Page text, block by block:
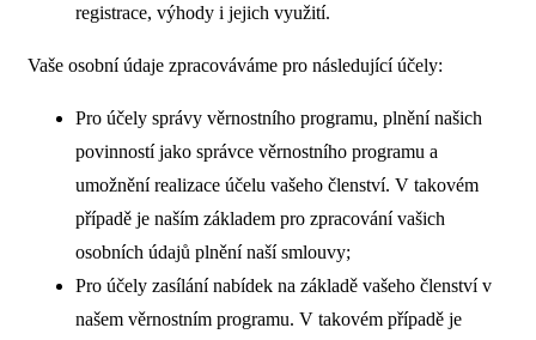
registrace, výhody i jejich využití.
Vaše osobní údaje zpracováváme pro následující účely:
Pro účely správy věrnostního programu, plnění našich
povinností jako správce věrnostního programu a
umožnění realizace účelu vašeho členství. V takovém
případě je naším základem pro zpracování vašich
osobních údajů plnění naší smlouvy;
Pro účely zasílání nabídek na základě vašeho členství v
našem věrnostním programu. V takovém případě je